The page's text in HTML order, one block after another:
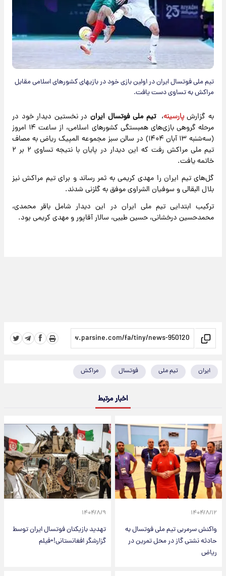
تیم ملی فوتسال ایران در اولین بازی خود در بازیهای کشورهای اسلامی مقابل
مراکش به تساوی دست یافت.
به گزارشپارسینه،تیم ملی فوتسال ایران در نخستین دیدار خود در
مرحله گروهی بازی‌های همبستگی کشورهای اسلامی، از ساعت ۱۴ امروز
(سه‌شنبه ۱۳ آبان ۱۴۰۴) در سالن سبز مجموعه المپیک ریاض به مصاف
تیم ملی مراکش رفت که این دیدار در پایان با نتیجه تساوی ۲ بر ۲
خاتمه یافت.
گل‌های تیم ایران را مهدی کریمی به ثمر رساند و برای تیم مراکش نیز
بلال البقالی و سوفیان الشراوی موفق به گلزنی شدند.
ترکیب ابتدایی تیم ملی ایران در این دیدار شامل باقر محمدی،
محمدحسین درخشانی، حسین طیبی، سالار آقاپور و مهدی کریمی بود.
ایران تیم ملی فوتسال مراکش
اخبار مرتبط
۱۴۰۴/۸/۱۲
واکنش سرمربی تیم ملی فوتسال به
حادثه نشتی گاز در محل تمرین در
ریاض
۱۴۰۴/۸/۹
تهدید بازیکنان فوتسال ایران توسط
گزارشگر افغانستانی!+فیلم